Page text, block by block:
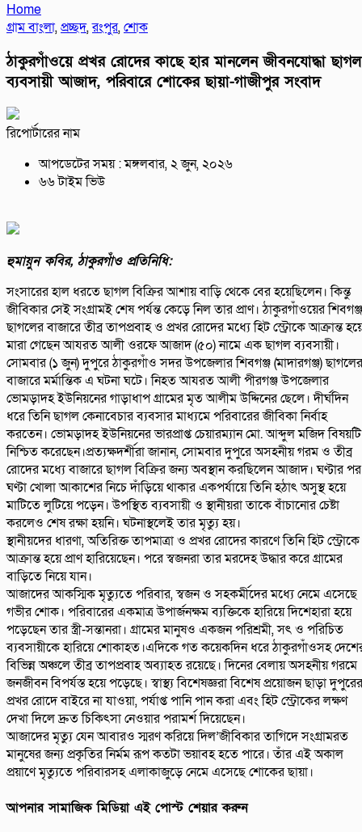
Home
গ্রাম বাংলা,প্রচ্ছদ,রংপুর,শোক
ঠাকুরগাঁওয়ে প্রখর রোদের কাছে হার মানলেন জীবনযোদ্ধা ছাগল
ব্যবসায়ী আজাদ, পরিবারে শোকের ছায়া-গাজীপুর সংবাদ
রিপোর্টারের নাম
আপডেটের সময় : মঙ্গলবার, ২ জুন, ২০২৬
৬৬ টাইম ভিউ
হুমায়ুন কবির, ঠাকুরগাঁও প্রতিনিধি:
সংসারের হাল ধরতে ছাগল বিক্রির আশায় বাড়ি থেকে বের হয়েছিলেন। কিন্তু
জীবিকার সেই সংগ্রামই শেষ পর্যন্ত কেড়ে নিল তার প্রাণ। ঠাকুরগাঁওয়ের শিবগঞ্জ
ছাগলের বাজারে তীব্র তাপপ্রবাহ ও প্রখর রোদের মধ্যে হিট স্ট্রোকে আক্রান্ত
মারা গেছেন আযরত আলী ওরফে আজাদ (৫০) নামে এক ছাগল ব্যবসায়ী।
সোমবার (১ জুন) দুপুরে ঠাকুরগাঁও সদর উপজেলার শিবগঞ্জ (মাদারগঞ্জ) ছাগলের
বাজারে মর্মান্তিক এ ঘটনা ঘটে। নিহত আযরত আলী পীরগঞ্জ উপজেলার
ভোমড়াদহ ইউনিয়নের গাড়াধাপ গ্রামের মৃত আলীম উদ্দিনের ছেলে। দীর্ঘদিন
ধরে তিনি ছাগল কেনাবেচার ব্যবসার মাধ্যমে পরিবারের জীবিকা নির্বাহ
করতেন। ভোমড়াদহ ইউনিয়নের ভারপ্রাপ্ত চেয়ারম্যান মো. আব্দুল মজিদ বিষয়টি
নিশ্চিত করেছেন।প্রত্যক্ষদর্শীরা জানান, সোমবার দুপুরে অসহনীয় গরম ও তীব্র
রোদের মধ্যে বাজারে ছাগল বিক্রির জন্য অবস্থান করছিলেন আজাদ। ঘণ্টার পর
ঘণ্টা খোলা আকাশের নিচে দাঁড়িয়ে থাকার একপর্যায়ে তিনি হঠাৎ অসুস্থ হয়ে
মাটিতে লুটিয়ে পড়েন। উপস্থিত ব্যবসায়ী ও স্থানীয়রা তাকে বাঁচানোর চেষ্টা
করলেও শেষ রক্ষা হয়নি। ঘটনাস্থলেই তার মৃত্যু হয়।
স্থানীয়দের ধারণা, অতিরিক্ত তাপমাত্রা ও প্রখর রোদের কারণে তিনি হিট স্ট্রোকে
আক্রান্ত হয়ে প্রাণ হারিয়েছেন। পরে স্বজনরা তার মরদেহ উদ্ধার করে গ্রামের
বাড়িতে নিয়ে যান।
আজাদের আকস্মিক মৃত্যুতে পরিবার, স্বজন ও সহকর্মীদের মধ্যে নেমে এসেছে
গভীর শোক। পরিবারের একমাত্র উপার্জনক্ষম ব্যক্তিকে হারিয়ে দিশেহারা হয়ে
পড়েছেন তার স্ত্রী-সন্তানরা। গ্রামের মানুষও একজন পরিশ্রমী, সৎ ও পরিচিত
ব্যবসায়ীকে হারিয়ে শোকাহত।এদিকে গত কয়েকদিন ধরে ঠাকুরগাঁওসহ
বিভিন্ন অঞ্চলে তীব্র তাপপ্রবাহ অব্যাহত রয়েছে। দিনের বেলায় অসহনীয় গরমে
জনজীবন বিপর্যস্ত হয়ে পড়েছে। স্বাস্থ্য বিশেষজ্ঞরা বিশেষ প্রয়োজন ছাড়া দুপুরের
প্রখর রোদে বাইরে না যাওয়া, পর্যাপ্ত পানি পান করা এবং হিট স্ট্রোকের লক্ষণ
দেখা দিলে দ্রুত চিকিৎসা নেওয়ার পরামর্শ দিয়েছেন।
আজাদের মৃত্যু যেন আবারও স্মরণ করিয়ে দিল’জীবিকার তাগিদে সংগ্রামরত
মানুষের জন্য প্রকৃতির নির্মম রূপ কতটা ভয়াবহ হতে পারে। তাঁর এই অকাল
প্রয়াণে মৃত্যুতে পরিবারসহ এলাকাজুড়ে নেমে এসেছে শোকের ছায়া।
আপনার সামাজিক মিডিয়া এই পোস্ট শেয়ার করুন